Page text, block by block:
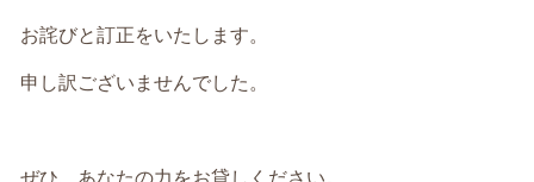
お詫びと訂正をいたします。
申し訳ございませんでした。
ぜひ、あなたの力をお貸しください。